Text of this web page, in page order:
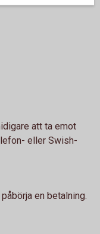
att ta emot
eller Swish-
en betalning.